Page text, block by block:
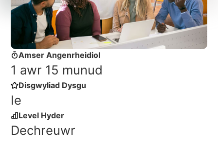
Amser Angenrheidiol
1 awr 15 munud
Disgwyliad Dysgu
Ie
Level Hyder
Dechreuwr